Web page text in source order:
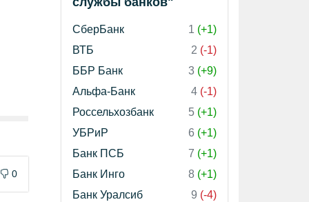
0
СберБанк 1 (+1)
ВТБ
2 (-1)
ББР Банк
3 (+9)
Альфа-Банк
4 (-1)
Россельхозбанк
5 (+1)
УБРиР
6 (+1)
Банк ПСБ
7 (+1)
Банк Инго
8 (+1)
Банк Уралсиб
9 (-4)